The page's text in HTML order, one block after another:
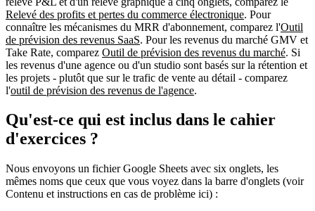
Relevé des profits et pertes du commerce électronique. Pour
connaître les mécanismes du MRR d'abonnement, comparez l'Outil
de prévision des revenus SaaS. Pour les revenus du marché GMV et
Take Rate, comparez Outil de prévision des revenus du marché. Si
les revenus d'une agence ou d'un studio sont basés sur la rétention et
les projets - plutôt que sur le trafic de vente au détail - comparez
l'outil de prévision des revenus de l'agence.
Qu'est-ce qui est inclus dans le cahier
d'exercices ?
Nous envoyons un fichierGoogle Sheets avec six onglets, les
mêmes noms que ceux que vous voyez dans la barre d'onglets (voir
Contenu et instructions en cas de problème ici) :